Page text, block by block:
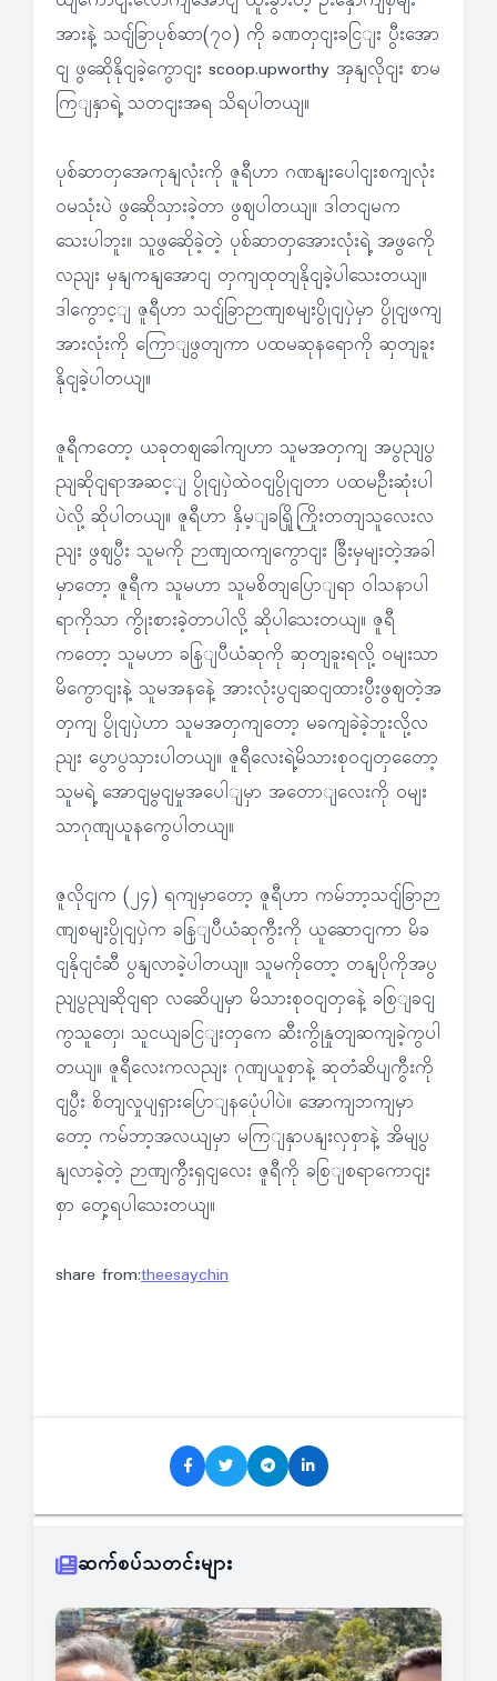
အားနဲ့ သငျ်ခြာပုစ်ဆာ(၇၀) ကို ခဏတှငျးခငြျး ပွီးအော
ငျ ဖွဆေိုနိုငျခဲ့ကွောငျး scoop.upworthy အှနျလိုငျး စာမ
ကြျနှာရဲ့ သတငျးအရ သိရပါတယျ။
ပုစ်ဆာတှအေကုနျလုံးကို ဇူရီဟာ ဂဏနျးပေါငျးစကျလုံး
ဝမသုံးပဲ ဖွဆေိုသှားခဲ့တာ ဖွဈပါတယျ။ ဒါတငျမက
သေးပါဘူး။ သူဖွဆေိုခဲ့တဲ့ ပုစ်ဆာတှအေားလုံးရဲ့ အဖွကေို
လညျး မှနျကနျအောငျ တှကျထုတျနိုငျခဲ့ပါသေးတယျ။
ဒါကွောင့ျ ဇူရီဟာ သငျ်ခြာဉာဏျစမျးပွိုငျပှဲမှာ ပွိုငျဖကျ
အားလုံးကို ကြောျဖွတျကာ ပထမဆုနရောကို ဆှတျခူး
နိုငျခဲ့ပါတယျ။
ဇူရီကတော့ ယခုတဈခေါကျဟာ သူမအတှကျ အပွညျပွ
ညျဆိုငျရာအဆင့ျ ပွိုငျပှဲထဲဝငျပွိုငျတာ ပထမဦးဆုံးပါ
ပဲလို့ ဆိုပါတယျ။ ဇူရီဟာ နှိမ့ျခရြို့ကြိုးတတျသူလေးလ
ညျး ဖွဈပွီး သူမကို ဉာဏျထကျကွောငျး ခြီးမှမျးတဲ့အခါ
မှာတော့ ဇူရီက သူမဟာ သူမစိတျပြောျရာ ဝါသနာပါ
ရာကိုသာ ကွိုးစားခဲ့တာပါလို့ ဆိုပါသေးတယျ။ ဇူရီ
ကတော့ သူမဟာ ခနြျပီယံဆုကို ဆှတျခူးရလို့ ဝမျးသာ
မိကွောငျးနဲ့ သူမအနနေဲ့ အားလုံးပွငျဆငျထားပွီးဖွဈတဲ့အ
တှကျ ပွိုငျပှဲဟာ သူမအတှကျတော့ မခကျခဲခဲ့ဘူးလို့လ
ညျး ပွောပွသှားပါတယျ။ ဇူရီလေးရဲ့မိသားစုဝငျတှတေော့
သူမရဲ့ အောငျမွငျမှုအပေါျမှာ အတောျလေးကို ဝမျး
သာဂုဏျယူနကွေပါတယျ။
ဇူလိုငျက (၂၄) ရကျမှာတော့ ဇူရီဟာ ကမ်ဘာ့သငျ်ခြာဉာ
ဏျစမျးပွိုငျပှဲက ခနြျပီယံဆုကွီးကို ယူဆောငျကာ မိခ
ငျနိုငျငံဆီ ပွနျလာခဲ့ပါတယျ။ သူမကိုတော့ တနျပိုကိုအပွ
ညျပွညျဆိုငျရာ လဆေိပျမှာ မိသားစုဝငျတှနေဲ့ ခစြျခငျ
ကွသူတှေ၊ သူငယျခငြျးတှကေ ဆီးကွိုနှုတျဆကျခဲ့ကွပါ
တယျ။ ဇူရီလေးကလညျး ဂုဏျယူစှာနဲ့ ဆုတံဆိပျကွီးကို
ငျပွီး စိတျလှုပျရှားပြောျနပေုံပါပဲ။ အောကျဘကျမှာ
တော့ ကမ်ဘာ့အလယျမှာ မကြျနှာပနျးလှစှာနဲ့ အိမျပွ
နျလာခဲ့တဲ့ ဉာဏျကွီးရှငျလေး ဇူရီကို ခစြျစရာကောငျး
စှာ တှေ့ရပါသေးတယျ။
share from:theesaychin
ဆက်စပ်သတင်းများ